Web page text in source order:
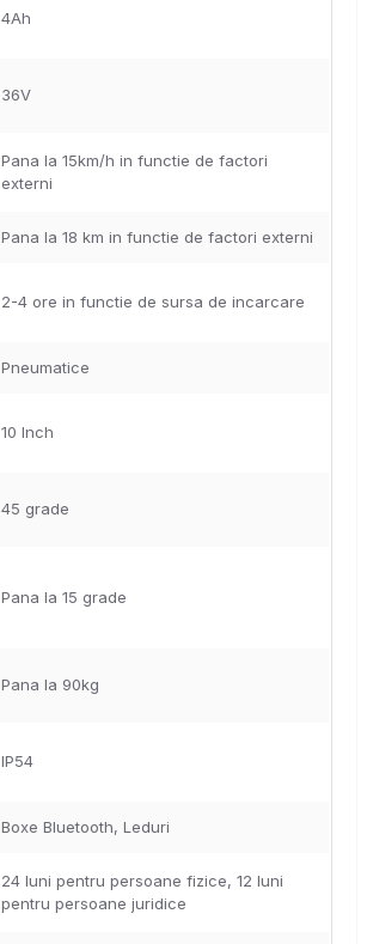
4Ah
36V
Pana la 15km/h in functie de factori
externi
Pana la 18 km in functie de factori externi
2-4 ore in functie de sursa de incarcare
Pneumatice
10 Inch
45 grade
Pana la 15 grade
Pana la 90kg
IP54
Boxe Bluetooth, Leduri
24 luni pentru persoane fizice, 12 luni
pentru persoane juridice